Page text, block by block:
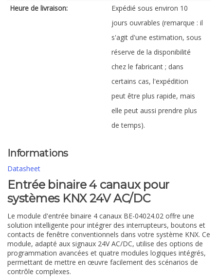
Heure de livraison:
Expédié sous environ 10
jours ouvrables (remarque : il
s'agit d'une estimation, sous
réserve de la disponibilité
chez le fabricant ; dans
certains cas, l'expédition
peut être plus rapide, mais
elle peut aussi prendre plus
de temps).
Informations
Datasheet
Entrée binaire 4 canaux pour
systèmes KNX 24V AC/DC
Le module d'entrée binaire 4 canaux BE-04024.02 offre une
solution intelligente pour intégrer des interrupteurs, boutons et
contacts de fenêtre conventionnels dans votre système KNX. Ce
module, adapté aux signaux 24V AC/DC, utilise des options de
programmation avancées et quatre modules logiques intégrés,
permettant de mettre en œuvre facilement des scénarios de
contrôle complexes.